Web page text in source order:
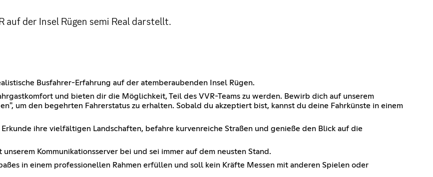
auf der Insel Rügen semi Real darstellt.
Busfahrer-Erfahrung auf der atemberaubenden Insel Rügen.
und bieten dir die Möglichkeit, Teil des VVR-Teams zu werden. Bewirb dich auf unserem
um den begehrten Fahrerstatus zu erhalten. Sobald du akzeptiert bist, kannst du deine Fahrkünste in einem
ihre vielfältigen Landschaften, befahre kurvenreiche Straßen und genieße den Blick auf die
Kommunikationsserver bei und sei immer auf dem neusten Stand.
in einem professionellen Rahmen erfüllen und soll kein Kräfte Messen mit anderen Spielen oder